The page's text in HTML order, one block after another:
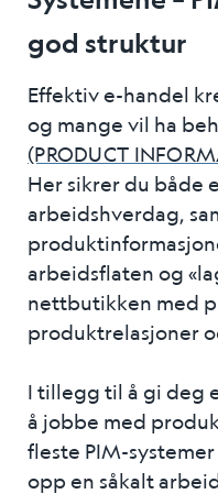
god struktur
Effektiv e-handel
og mange vil ha
(PRODUCT
Her sikrer du både
arbeidshverdag,
arbeidsflaten og
nettbutikken med
produktrelasjoner
I tillegg til å gi deg
å jobbe med
fleste PIM-systemer
opp en såkalt